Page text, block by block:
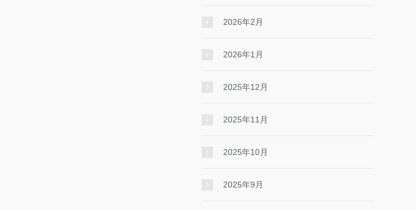
2026年2月
2026年1月
2025年12月
2025年11月
2025年10月
2025年9月